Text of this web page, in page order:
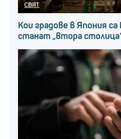
СВЯТ
Кои градове в Япония
станат „втора